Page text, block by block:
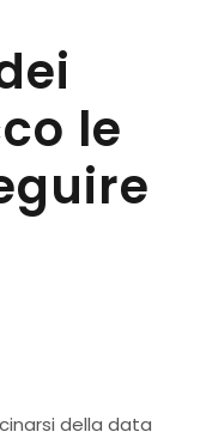
le
della data